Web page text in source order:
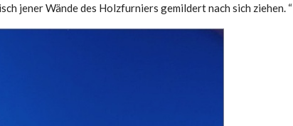
jener Wände des Holzfurniers gemildert nach sich ziehen. “